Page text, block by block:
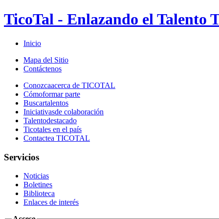
TicoTal - Enlazando el Talento
Inicio
Mapa del Sitio
Contáctenos
Conozcaacerca de TICOTAL
Cómoformar parte
Buscartalentos
Iniciativasde colaboración
Talentodestacado
Ticotales en el país
Contactea TICOTAL
Servicios
Noticias
Boletines
Biblioteca
Enlaces de interés